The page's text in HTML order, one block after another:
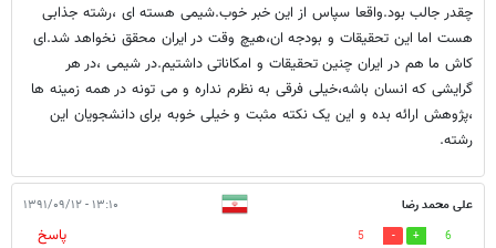
چقدر جالب بود.واقعا سپاس از این خبر خوب.شیمی هسته ای ،رشته جذابی
هست اما این تحقیقات و بودجه ان،هیچ وقت در ایران محقق نخواهد شد.ای
کاش ما هم در ایران چنین تحقیقات و امکاناتی داشتیم.در شیمی ،در هر
گرایشی که انسان باشه،خیلی فرقی به نظرم نداره و می تونه در همه زمینه ها
،پژوهش ارائه بده و این یک نکته مثبت و خیلی خوبه برای دانشجویان این
رشته.
علی محمد رضا ۱۳:۱۰ - ۱۳۹۱/۰۹/۱۲
6
5
پاسخ